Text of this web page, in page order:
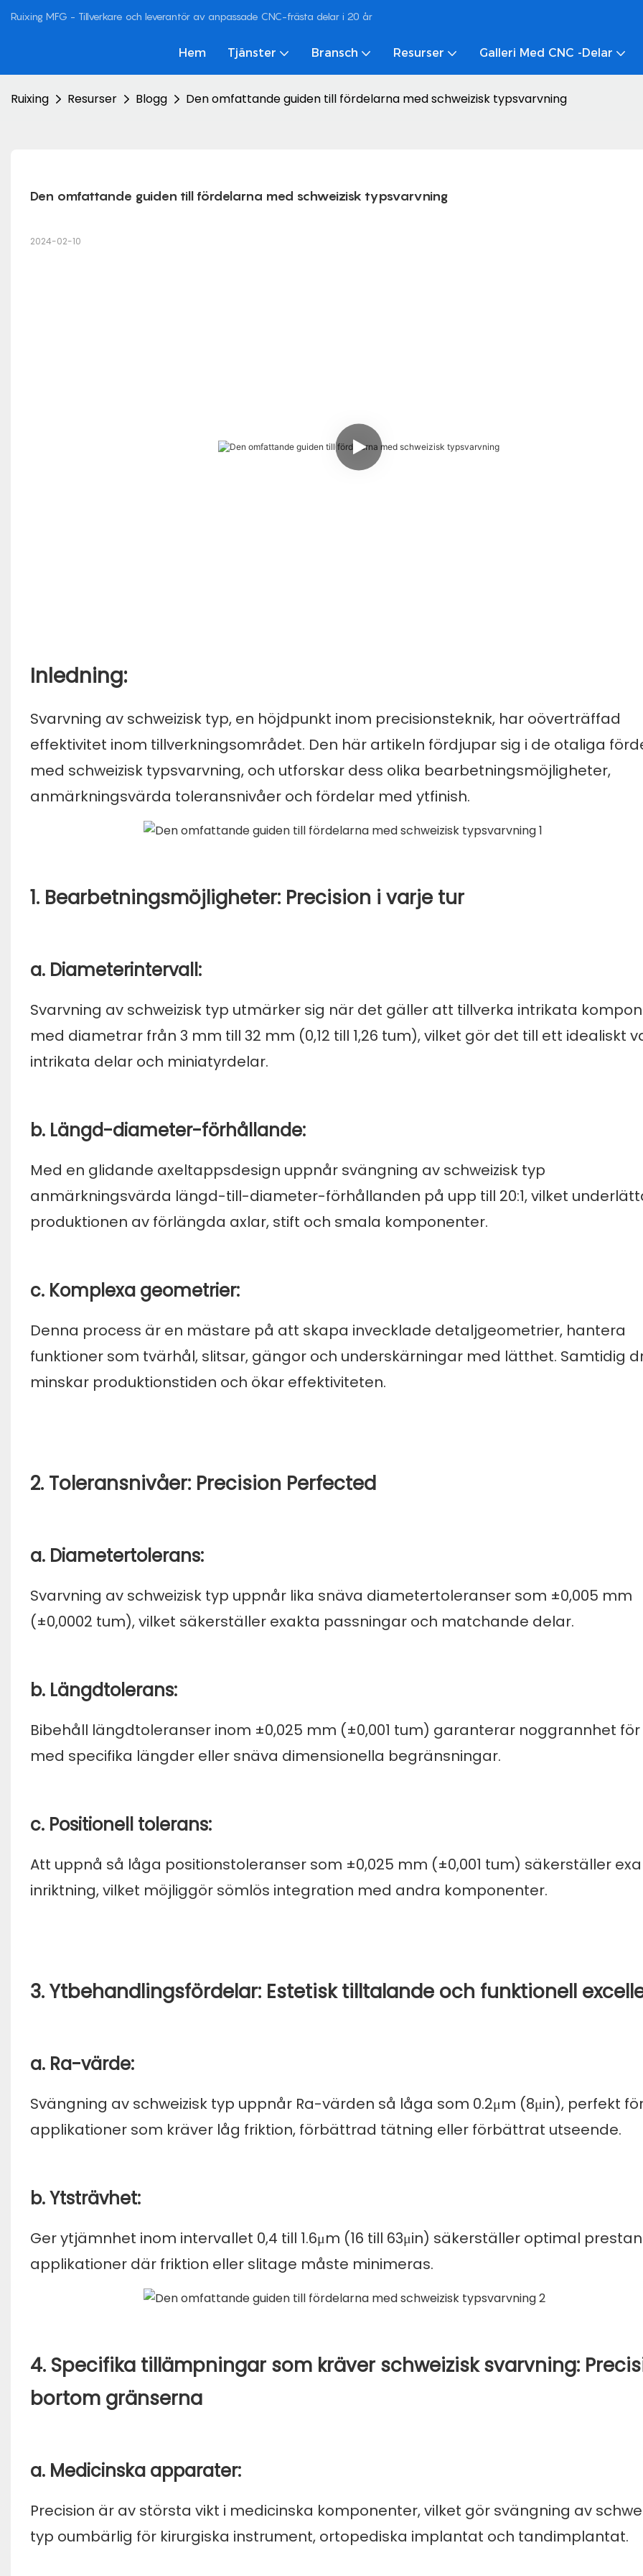
Ruixing MFG - Tillverkare och leverantör av anpassade CNC-frästa delar i 20 år
Hem Tjänster Bransch Resurser Galleri Med CNC -delar
Ruixing Resurser Blogg Den omfattande guiden till fördelarna med schweizisk typsvarvning
Den omfattande guiden till fördelarna med schweizisk typsvarvning
2024-02-10
Inledning:
Svarvning av schweizisk typ, en höjdpunkt inom precisionsteknik, har oöverträffad
effektivitet inom tillverkningsområdet. Den här artikeln fördjupar sig i de otaliga
med schweizisk typsvarvning, och utforskar dess olika bearbetningsmöjligheter,
anmärkningsvärda toleransnivåer och fördelar med ytfinish.
1. Bearbetningsmöjligheter: Precision i varje tur
a. Diameterintervall:
Svarvning av schweizisk typ utmärker sig när det gäller att tillverka intrikata
med diametrar från 3 mm till 32 mm (0,12 till 1,26 tum), vilket gör det till ett idealiskt
intrikata delar och miniatyrdelar.
b. Längd-diameter-förhållande:
Med en glidande axeltappsdesign uppnår svängning av schweizisk typ
anmärkningsvärda längd-till-diameter-förhållanden på upp till 20:1, vilket
produktionen av förlängda axlar, stift och smala komponenter.
c. Komplexa geometrier:
Denna process är en mästare på att skapa invecklade detaljgeometrier, hantera
funktioner som tvärhål, slitsar, gängor och underskärningar med lätthet. Samtidig
minskar produktionstiden och ökar effektiviteten.
2. Toleransnivåer: Precision Perfected
a. Diametertolerans:
Svarvning av schweizisk typ uppnår lika snäva diametertoleranser som ±0,005 mm
(±0,0002 tum), vilket säkerställer exakta passningar och matchande delar.
b. Längdtolerans:
Bibehåll längdtoleranser inom ±0,025 mm (±0,001 tum) garanterar noggrannhet
med specifika längder eller snäva dimensionella begränsningar.
c. Positionell tolerans:
Att uppnå så låga positionstoleranser som ±0,025 mm (±0,001 tum) säkerställer
inriktning, vilket möjliggör sömlös integration med andra komponenter.
3. Ytbehandlingsfördelar: Estetisk tilltalande och funktionell
a. Ra-värde:
Svängning av schweizisk typ uppnår Ra-värden så låga som 0.2μm (8μin), perfekt
applikationer som kräver låg friktion, förbättrad tätning eller förbättrat utseende.
b. Ytsträvhet:
Ger ytjämnhet inom intervallet 0,4 till 1.6μm (16 till 63μin) säkerställer optimal
applikationer där friktion eller slitage måste minimeras.
4. Specifika tillämpningar som kräver schweizisk svarvning:
bortom gränserna
a. Medicinska apparater:
Precision är av största vikt i medicinska komponenter, vilket gör svängning av
typ oumbärlig för kirurgiska instrument, ortopediska implantat och tandimplantat.